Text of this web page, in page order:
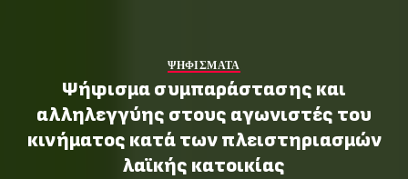
ΨΗΦΙΣΜΑΤΑ
Ψήφισμα συμπαράστασης και
αλληλεγγύης στους αγωνιστές του
κινήματος κατά των πλειστηριασμών
λαϊκής κατοικίας